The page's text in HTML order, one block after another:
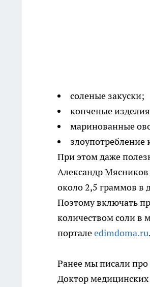
соленые закуски;
копченые
маринованные
При этом даже
Александр Мясников
около 2,5 граммов в
Поэтому включать
количеством соли
порталеedimdoma.ru.
Ранее мы писали про
Доктор медицинских